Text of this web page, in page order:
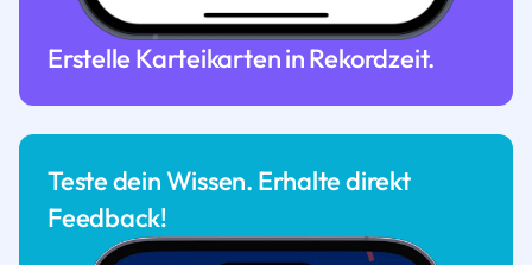
Erstelle Karteikarten in Rekordzeit.
Teste dein Wissen. Erhalte direkt
Feedback!